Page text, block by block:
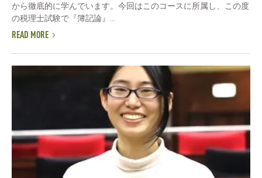
から徹底的に学んでいます。今回はこのコースに所属し、この度
の税理士試験で『簿記論』...
READ MORE